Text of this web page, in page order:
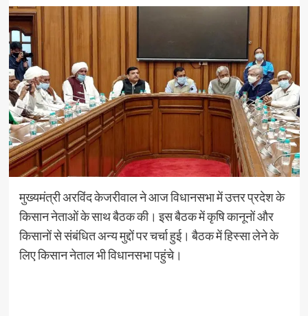
मुख्यमंत्री अरविंद केजरीवाल ने आज विधानसभा में उत्तर प्रदेश के
किसान नेताओं के साथ बैठक की। इस बैठक में कृषि कानूनों और
किसानों से संबंधित अन्य मुद्दों पर चर्चा हुई। बैठक में हिस्सा लेने के
लिए किसान नेताल भी विधानसभा पहुंचे।